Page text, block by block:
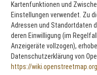
Kartenfunktionen und
Einstellungen verwendet. Zu
Adressen und Standortdaten
deren Einwilligung (im
Anzeigeräte vollzogen),
Datenschutzerklärung von
https://